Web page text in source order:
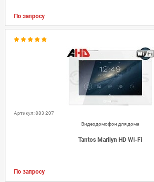
По запросу
Артикул: 883 207
Видеодомофон для дома
Tantos Marilyn HD Wi-Fi
По запросу